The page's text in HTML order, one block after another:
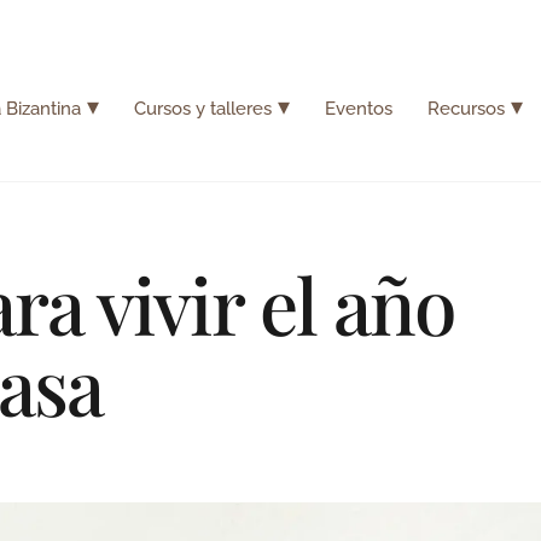
Bizantina Cursos y talleres Eventos Recursos
vivir el año